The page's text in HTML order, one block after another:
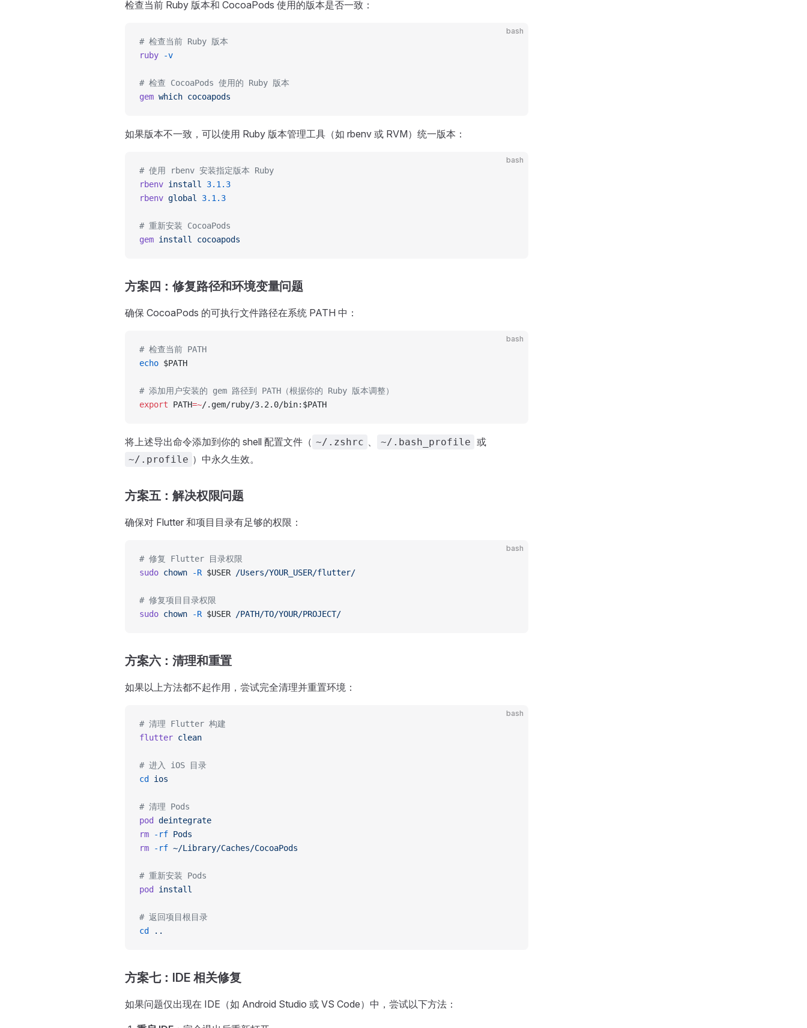
检查当前 Ruby 版本和 CocoaPods 使用的版本是否一致：
bash
# 检查当前 Ruby 版本
ruby -v
# 检查 CocoaPods 使用的 Ruby 版本
gem which cocoapods
如果版本不一致，可以使用 Ruby 版本管理工具（如 rbenv 或 RVM）统一版本：
bash
# 使用 rbenv 安装指定版本 Ruby
rbenv install
3.1.3
rbenv global 3.1.3
# 重新安装 CocoaPods
gem install cocoapods
方案四：修复路径和环境变量问题
确保 CocoaPods 的可执行文件路径在系统 PATH 中：
bash
# 检查当前 PATH
echo $PATH
# 添加用户安装的 gem 路径到 PATH（根据你的 Ruby 版本调整）
export PATH=~/.gem/ruby/3.2.0/bin:$PATH
将上述导出命令添加到你的 shell 配置文件（ ~/.zshrc 、 ~/.bash_profile 或
~/.profile ）中永久生效。
方案五：解决权限问题
确保对 Flutter 和项目目录有足够的权限：
bash
# 修复 Flutter 目录权限
sudo chown -R $USER /Users/YOUR_USER/flutter/
# 修复项目目录权限
sudo chown -R $USER /PATH/TO/YOUR/PROJECT/
方案六：清理和重置
如果以上方法都不起作用，尝试完全清理并重置环境：
bash
# 清理 Flutter 构建
flutter clean
# 进入 iOS 目录
cd
ios
# 清理 Pods
pod
deintegrate
rm -rf Pods
rm -rf ~/Library/Caches/CocoaPods
# 重新安装 Pods
pod
install
# 返回项目根目录
cd
..
方案七：IDE 相关修复
如果问题仅出现在 IDE（如 Android Studio 或 VS Code）中，尝试以下方法：